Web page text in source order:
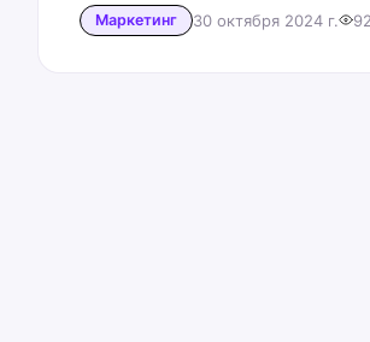
Маркетинг 30 октября 2024 г.